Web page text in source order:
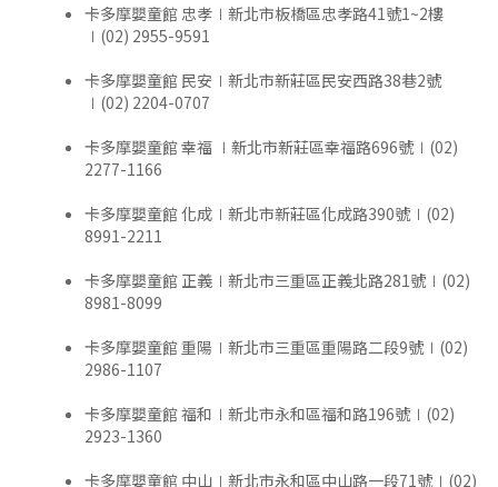
卡多摩嬰童館 忠孝∣新北市板橋區忠孝路41號1~2樓
∣(02) 2955-9591
卡多摩嬰童館 民安∣新北市新莊區民安西路38巷2號
∣(02) 2204-0707
卡多摩嬰童館 幸福 ∣新北市新莊區幸福路696號∣(02)
2277-1166
卡多摩嬰童館 化成∣新北市新莊區化成路390號∣(02)
8991-2211
卡多摩嬰童館 正義∣新北市三重區正義北路281號∣(02)
8981-8099
卡多摩嬰童館 重陽∣新北市三重區重陽路二段9號∣(02)
2986-1107
卡多摩嬰童館 福和∣新北市永和區福和路196號∣(02)
2923-1360
卡多摩嬰童館 中山∣新北市永和區中山路一段71號∣(02)